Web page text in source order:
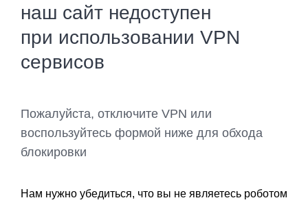
наш сайт недоступен
при использовании VPN
сервисов
Пожалуйста, отключите VPN или
воспользуйтесь формой ниже для обхода
блокировки
Нам нужно убедиться, что вы не являетесь роботом